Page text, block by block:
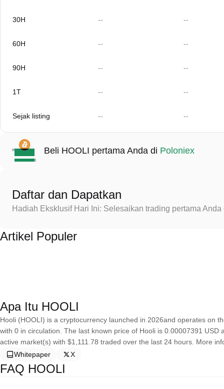
30H -- --
60H -- --
90H -- --
1T -- --
Sejak listing -- --
Beli HOOLI pertama Anda di Poloniex
Daftar dan Dapatkan
Hadiah Eksklusif Hari Ini: Selesaikan trading pertama
Artikel Populer
Apa Itu HOOLI
Hooli (HOOLI) is a cryptocurrency launched in 2026and operates on
with 0 in circulation. The last known price of Hooli is 0.00007391
active market(s) with $1,111.78 traded over the last 24 hours. More
Whitepaper
X
FAQ HOOLI